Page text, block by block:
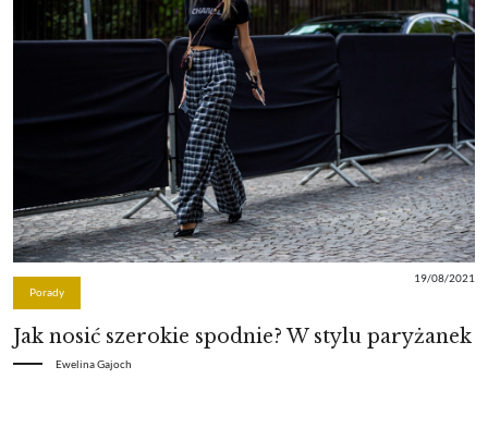
Porady
19/08/2021
Jak nosić szerokie spodnie? W stylu paryżanek
Ewelina Gajoch